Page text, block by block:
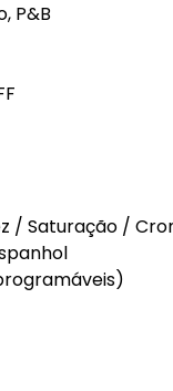
P&B
/ Saturação /